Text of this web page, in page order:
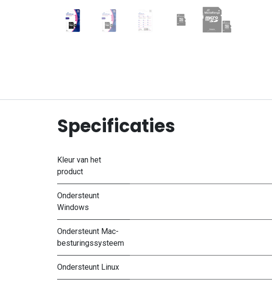
Specificaties
Kleur van het
product
Ondersteunt
Windows
Ondersteunt Mac-
besturingssysteem
Ondersteunt Linux